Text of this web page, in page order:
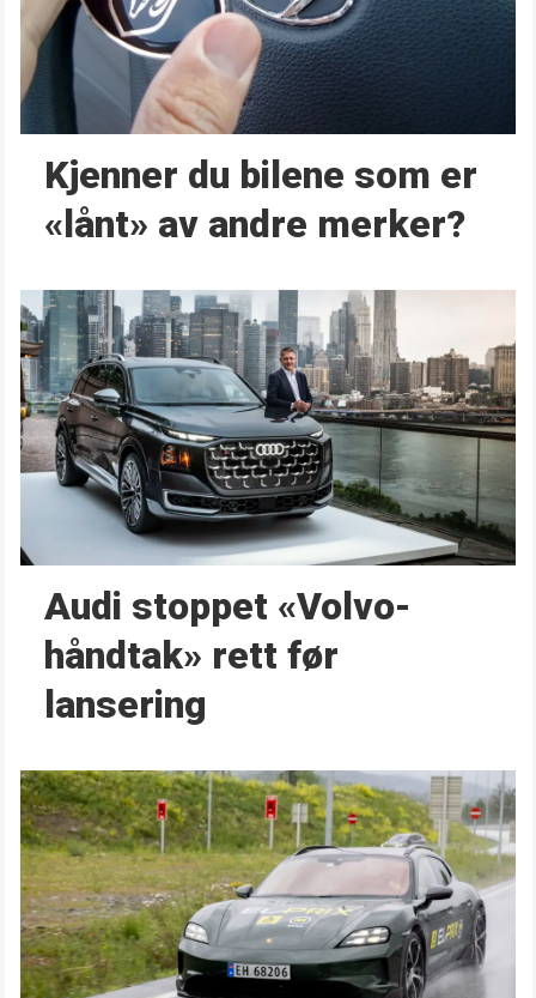
Kjenner du bilene som er
«lånt» av andre merker?
Audi stoppet «Volvo-
håndtak» rett før
lansering